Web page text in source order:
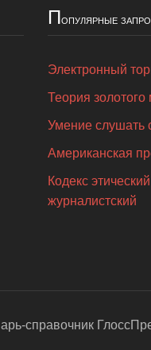
Популярные
Электронный
Теория
Умение слушать
Американская
Кодекс этический
журналистский
справочник